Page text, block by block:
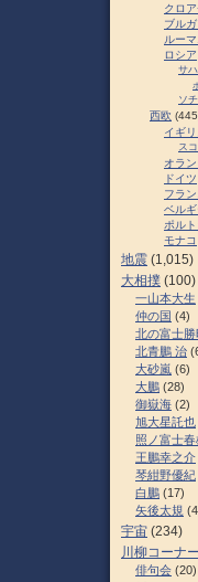
クロ
ブル
ルー
ロシア
サ
ソチ
西欧
イギリ
ス
オラ
ドイツ
フラン
ベルギ
ポル
モナコ
地震 (1,015)
大相撲 (100)
一山本大生
仲の国 (4)
北の富士勝
北青鵬 治
大砂嵐 (6)
大鵬 (28)
御嶽海 (2)
旭大星託也
照ノ富士春
王鵬幸之介
琴紺野優紀
白鵬 (17)
矢後太規
宇宙 (234)
川柳コーナー
俳句会 (20)